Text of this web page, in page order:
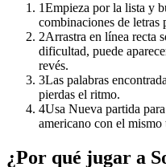
1Empieza por la lista y
combinaciones de letras
2Arrastra en línea recta
dificultad, puede
revés.
3Las palabras
pierdas el ritmo.
4Usa Nueva partida
americano con el mismo
¿Por qué jugar a